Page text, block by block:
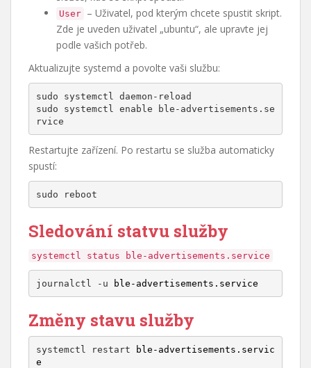
User – Uživatel, pod kterým chcete spustit skript.
Zde je uveden uživatel „ubuntu“, ale upravte jej
podle vašich potřeb.
Aktualizujte systemd a povolte vaši službu:
sudo systemctl daemon-reload
sudo systemctl enable ble-advertisements.se
Restartujte zařízení. Po restartu se služba automaticky
spustí:
sudo reboot
Sledování statvu služby
systemctl status ble-advertisements.service
journalctl -u ble-advertisements.service
Změny stavu služby
systemctl restart
ble-advertisements.servic
e